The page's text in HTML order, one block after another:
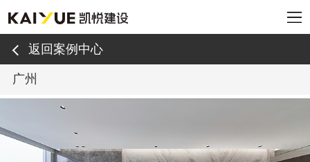
返回案例中心
广州